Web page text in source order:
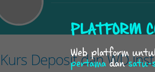
Kurs Deposit dan WD
PLATFORM
Web platform
pertamadansatu-